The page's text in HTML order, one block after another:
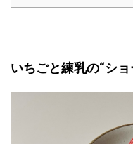
いちごと練乳の“シ